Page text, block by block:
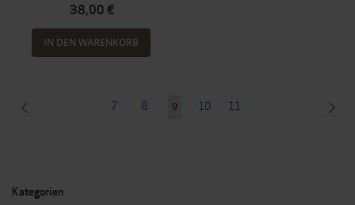
38,00 €
IN DEN WARENKORB
Seite
Seite
7 Seite
8
Sie
9 Seite
10 Seite
11
Kategorien